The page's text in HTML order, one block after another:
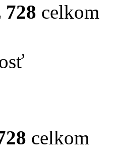
728 celkom
celkom